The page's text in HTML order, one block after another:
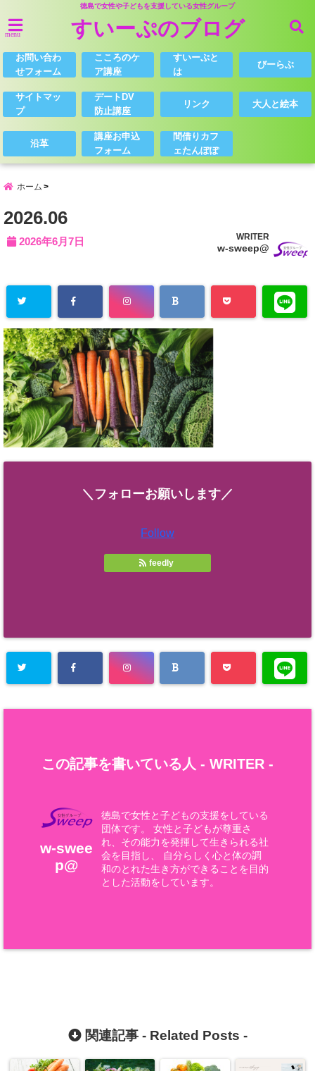
徳島で女性や子どもを支援している女性グループ
menu すいーぷのブログ
お問い合わ
せフォーム
こころのケ
ア講座
すいーぷと
は
びーらぶ
サイトマッ
プ
デートDV
防止講座
リンク 大人と絵本
沿革
講座お申込
フォーム
間借りカフ
ェたんぽぽ
ホーム
2026.06
2026年6月7日 WRITER
w-sweep@
＼フォローお願いします／
Follow
feedly
この記事を書いている人 - WRITER -
w-swee
p@
徳島で女性と子どもの支援をしている
団体です。 女性と子どもが尊重さ
れ、その能力を発揮して生きられる社
会を目指し、 自分らしく心と体の調
和のとれた生き方ができることを目的
とした活動をしています。
関連記事 - Related Posts -